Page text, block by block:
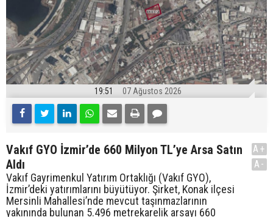
19:51 07 Ağustos 2026
Vakıf GYO İzmir’de 660 Milyon TL’ye Arsa Satın
Aldı
Vakıf Gayrimenkul Yatırım Ortaklığı (Vakıf GYO),
İzmir’deki yatırımlarını büyütüyor. Şirket, Konak ilçesi
Mersinli Mahallesi’nde mevcut taşınmazlarının
yakınında bulunan 5.496 metrekarelik arsayı 660
A+
A-